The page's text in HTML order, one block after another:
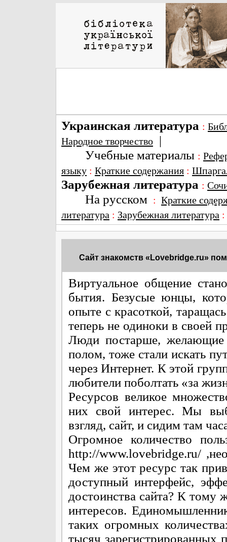
Украинская литература :
Народное творчество |
Учебные материалы :
языку : Краткие содержания :
Зарубежная литература :
На русском : Краткие
литература : Зарубежная литература
Сайт знакомств «Lovebridge.ru»
Виртуальное общение
бытия. Безусые юнцы,
опыте с красоткой,
теперь не одиноки в своей
Люди постарше, желающие
полом, тоже стали искать
через Интернет. К этой
любители поболтать «за
Ресурсов великое
них свой интерес. Мы
взгляд, сайт, и сидим там
Огромное количество
http://www.lovebridge.ru/
Чем же этот ресурс так
доступный интерфейс,
достоинства сайта? К тому
интересов.
таких огромных
тысяч зарегистрированных